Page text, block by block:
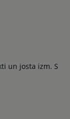
un josta izm. S